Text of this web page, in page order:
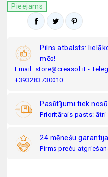
Pieejams
Pilns atbalsts:
mēs!
Email: store@creasol.it -
+393283730010
Pasūtījumi tiek
Prioritārais pasts: ātri
24 mēnešu
Pirms preču